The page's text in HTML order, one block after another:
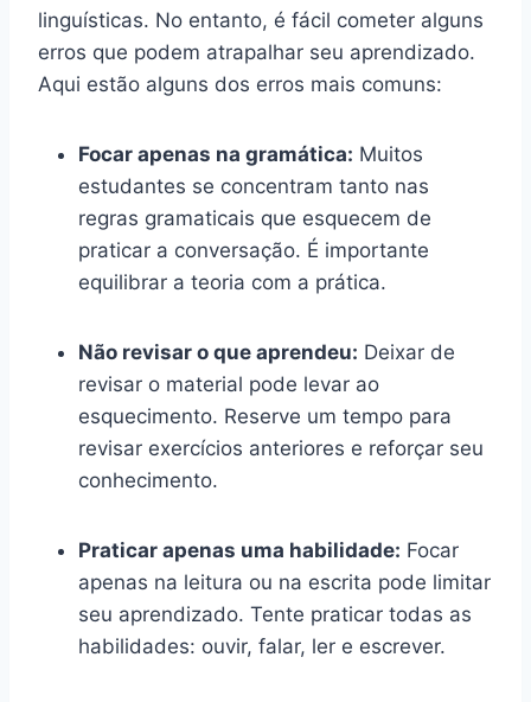
linguísticas. No entanto, é fácil cometer alguns
erros que podem atrapalhar seu aprendizado.
Aqui estão alguns dos erros mais comuns:
Focar apenas na gramática: Muitos
estudantes se concentram tanto nas
regras gramaticais que esquecem de
praticar a conversação. É importante
equilibrar a teoria com a prática.
Não revisar o que aprendeu: Deixar de
revisar o material pode levar ao
esquecimento. Reserve um tempo para
revisar exercícios anteriores e reforçar seu
conhecimento.
Praticar apenas uma habilidade: Focar
apenas na leitura ou na escrita pode limitar
seu aprendizado. Tente praticar todas as
habilidades: ouvir, falar, ler e escrever.